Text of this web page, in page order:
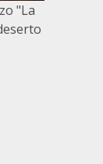
"La